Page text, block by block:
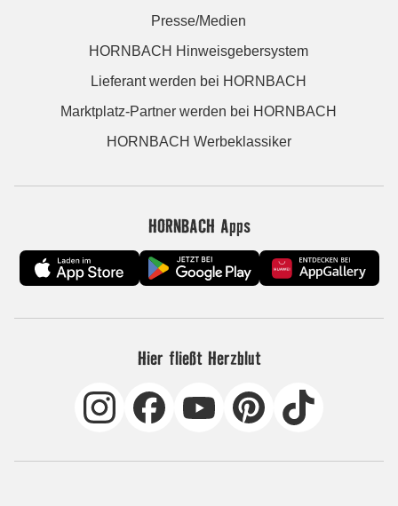
Presse/Medien
HORNBACH Hinweisgebersystem
Lieferant werden bei HORNBACH
Marktplatz-Partner werden bei HORNBACH
HORNBACH Werbeklassiker
HORNBACH Apps
Hier fließt Herzblut